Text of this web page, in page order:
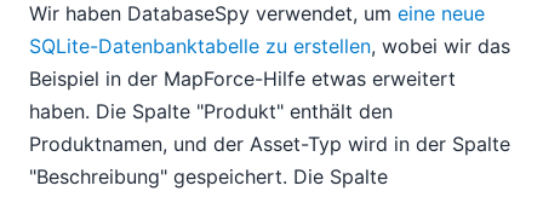
Wir haben DatabaseSpy verwendet, um eine neue
SQLite-Datenbanktabelle zu erstellen, wobei wir das
Beispiel in der MapForce-Hilfe etwas erweitert
haben. Die Spalte "Produkt" enthält den
Produktnamen, und der Asset-Typ wird in der Spalte
"Beschreibung" gespeichert. Die Spalte